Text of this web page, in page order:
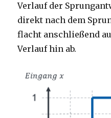
Verlauf der
direkt nach dem
flacht anschließend
Verlauf hin ab.